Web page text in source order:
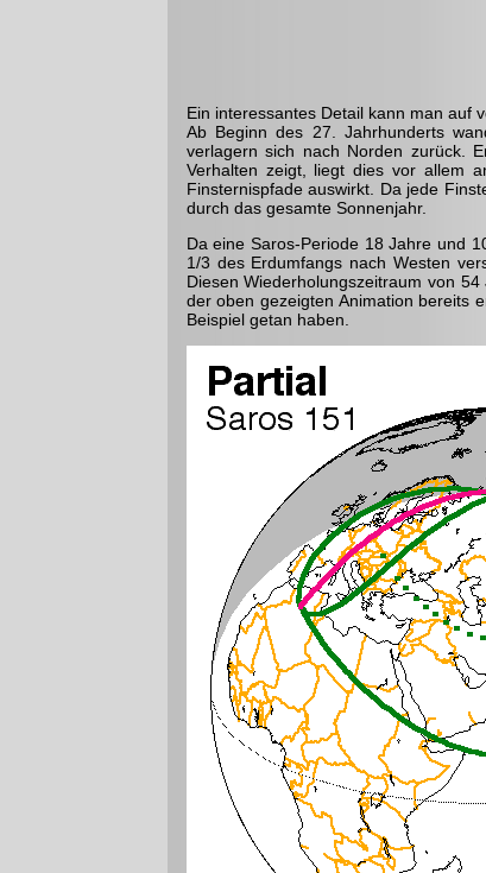
Ein interessantes Detail kann man auf
Ab Beginn des 27. Jahrhunderts
verlagern sich nach Norden zurück.
Verhalten zeigt, liegt dies vor allem
Finsternispfade auswirkt. Da jede
durch das gesamte Sonnenjahr.
Da eine Saros-Periode 18 Jahre und
1/3 des Erdumfangs nach Westen
Diesen Wieder­holungszeitraum von
der oben gezeigten Animation bereits
Beispiel getan haben.